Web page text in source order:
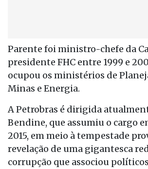
Parente foi ministro-chefe da
presidente FHC entre 1999 e
ocupou os ministérios de
Minas e Energia.
A Petrobras é dirigida
Bendine, que assumiu o cargo
2015, em meio à tempestade
revelação de uma gigantesca
corrupção que associou